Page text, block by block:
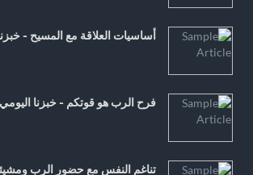
أساسيات العلاقة مع المسيح -
فرح الرب هو قوتكم - خبزنا اليومي
تناغم النفس مع حضور الرب